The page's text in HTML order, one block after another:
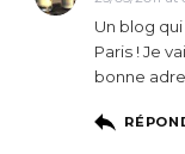
Un blog
Paris ! Je
bonne